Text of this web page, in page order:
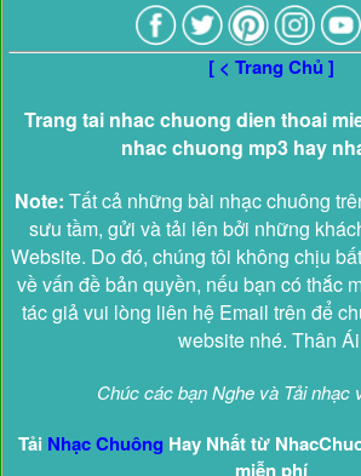
[ < Trang Chủ ]
Trang tai nhac chuong dien thoai
nhac chuong mp3 hay
Note: Tất cả những bài nhạc chuông
sưu tầm, gửi và tải lên bởi những
Website. Do đó, chúng tôi không chịu
về vấn đề bản quyền, nếu bạn có thắc
tác giả vui lòng liên hệ Email trên để
website nhé. Thân
Chúc các bạn Nghe và Tải nhạc
Tải Nhạc Chuông Hay Nhất từ
miễn phí